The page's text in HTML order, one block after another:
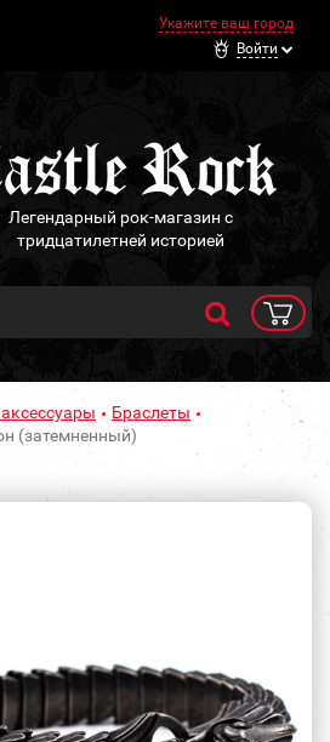
Укажите ваш город
Войти
Легендарный рок-магазин с
тридцатилетней историей
Браслеты
(затемненный)